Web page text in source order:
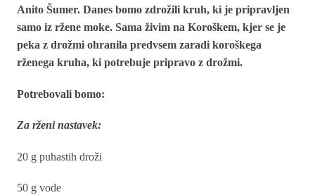
Anito Šumer. Danes bomo zdrožili kruh, ki je pripravljen
samo iz ržene moke. Sama živim na Koroškem, kjer se je
peka z drožmi ohranila predvsem zaradi koroškega
rženega kruha, ki potrebuje pripravo z drožmi.
Potrebovali bomo:
Za rženi nastavek:
20 g puhastih droži
50 g vode